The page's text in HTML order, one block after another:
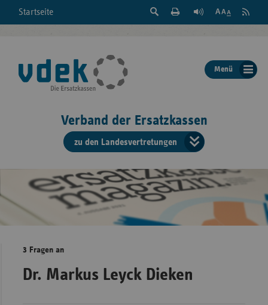
Startseite
Suche
der
Seite
Feed
Menü
Verband der Ersatzkassen
zu den Landesvertretungen
der
3 Fragen an
Dr. Markus Leyck Dieken